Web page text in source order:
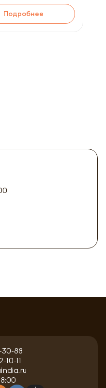
Подробнее
88
10-11